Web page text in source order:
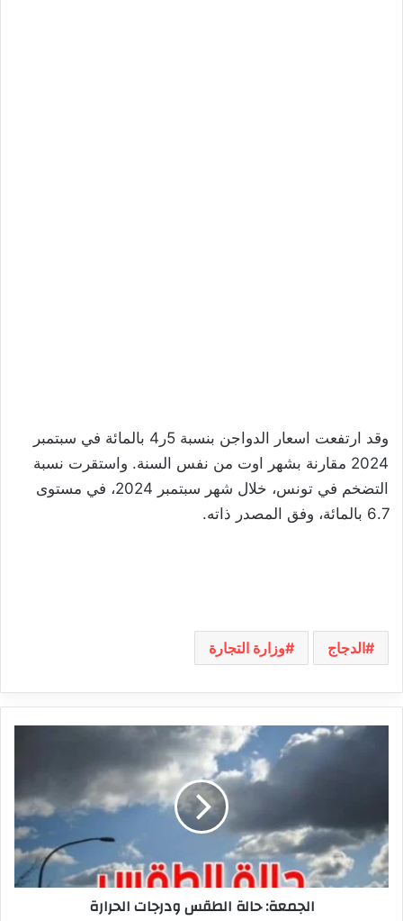
وقد ارتفعت اسعار الدواجن بنسبة 5ر4 بالمائة في سبتمبر
2024 مقارنة بشهر اوت من نفس السنة. واستقرت نسبة
التضخم في تونس، خلال شهر سبتمبر 2024، في مستوى
6.7 بالمائة، وفق المصدر ذاته.
الدجاج وزارة التجارة
الجمعة:
الجمعة: حالة الطقس ودرجات الحرارة